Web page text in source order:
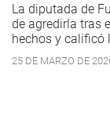
La diputada de
de agredirla tras
hechos y calificó
25 DE MARZO DE